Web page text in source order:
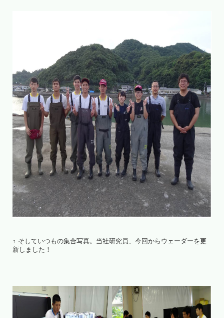
↑ そしていつもの集合写真。当社研究員、今回からウェーダーを更
新しました！